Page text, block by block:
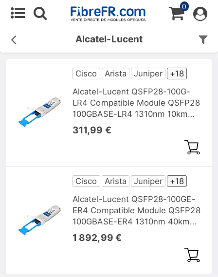
0
Alcatel-Lucent
Cisco Arista Juniper
+18
Alcatel-Lucent QSFP28-100G-
LR4 Compatible Module QSFP28
100GBASE-LR4 1310nm 10km
DOM
311,99 €
Cisco Arista Juniper
+18
Alcatel-Lucent QSFP28-100GE-
ER4 Compatible Module QSFP28
100GBASE-ER4 1310nm 40km
DOM
1 892,99 €